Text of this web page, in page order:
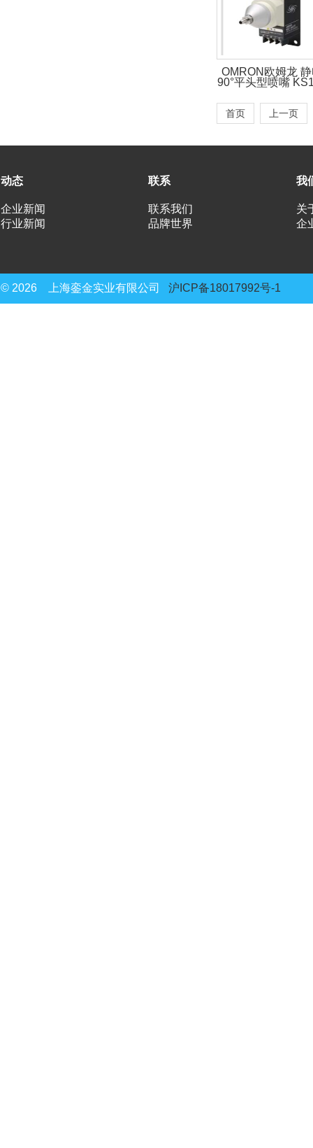
OMRON欧姆龙
90°平头型喷嘴
首页 上一页
动态 联系 我
企业新闻
行业新闻
联系我们
品牌世界
关
企
© 2026 上海銮金实业有限公司 沪ICP备18017992号-1